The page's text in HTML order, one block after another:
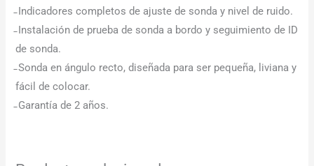
̵ Indicadores completos de ajuste de sonda y nivel de ruido.
̵ Instalación de prueba de sonda a bordo y seguimiento de ID
de sonda.
̵ Sonda en ángulo recto, diseñada para ser pequeña, liviana y
fácil de colocar.
̵ Garantía de 2 años.